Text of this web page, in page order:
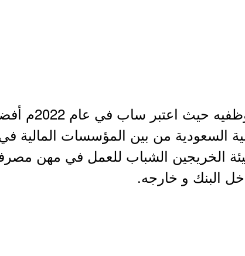
- يتمتع ساب بتاريخ حافل في
السعودية من بين المؤسسات المالية
الخريجين الشباب للعمل في مهن
البنك و خارجه.